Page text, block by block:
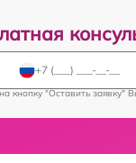
кнопку "Оставить заявку"